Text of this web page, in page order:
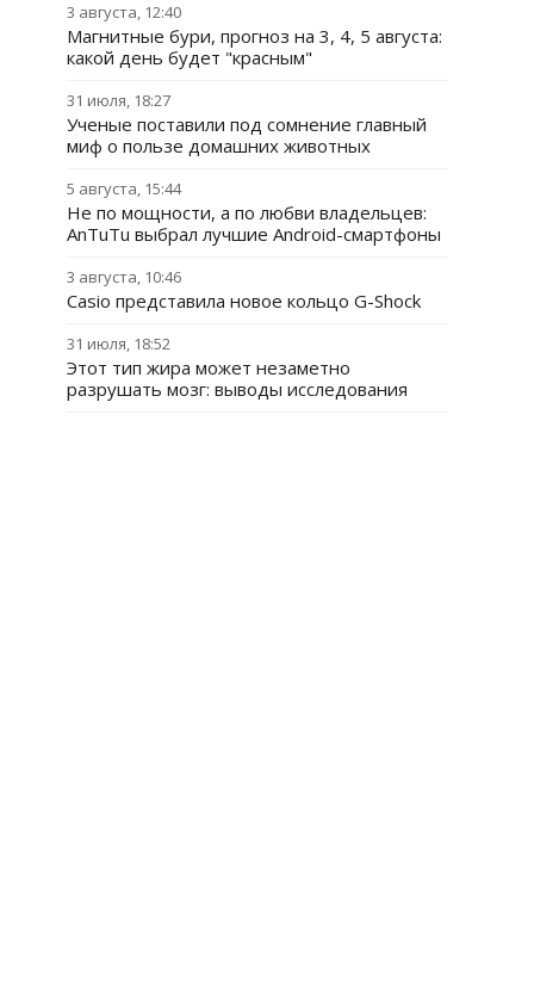
3 августа, 12:40
Магнитные бури, прогноз на 3, 4, 5 августа:
какой день будет "красным"
31 июля, 18:27
Ученые поставили под сомнение главный
миф о пользе домашних животных
5 августа, 15:44
Не по мощности, а по любви владельцев:
AnTuTu выбрал лучшие Android-смартфоны
3 августа, 10:46
Casio представила новое кольцо G-Shock
31 июля, 18:52
Этот тип жира может незаметно
разрушать мозг: выводы исследования